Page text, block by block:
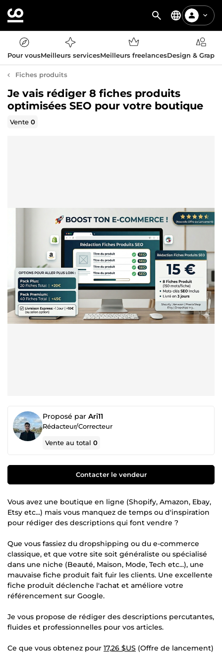
Pour vousMeilleurs servicesMeilleurs freelancesDesign &
Fiches produits
Je vais rédiger 8 fiches produits
optimisées SEO pour votre boutique
Vente0
Proposé par Ari11
Rédacteur/Correcteur
Vente au total0
Contacter le vendeur
Vous avez une boutique en ligne (Shopify, Amazon, Ebay,
Etsy etc...) mais vous manquez de temps ou d'inspiration
pour rédiger des descriptions qui font vendre ?
Que vous fassiez du dropshipping ou du e-commerce
classique, et que votre site soit généraliste ou spécialisé
dans une niche (Beauté, Maison, Mode, Tech etc...), une
mauvaise fiche produit fait fuir les clients. Une excellente
fiche produit déclenche l'achat et améliore votre
référencement sur Google.
Je vous propose de rédiger des descriptions percutantes,
fluides et professionnelles pour vos articles.
Ce que vous obtenez pour 17,26 $US (Offre de lancement)